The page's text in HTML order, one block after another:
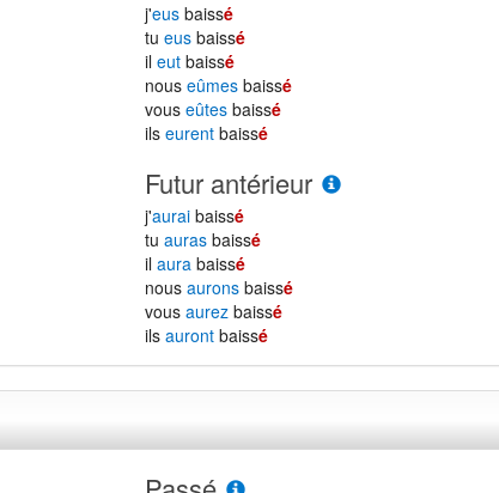
j'eus baissé
tueus baissé
ileut baissé
nouseûmes baissé
vouseûtes baissé
ilseurent baissé
Futur antérieur
j'aurai baissé
tuauras baissé
ilaura baissé
nousaurons baissé
vousaurez baissé
ilsauront baissé